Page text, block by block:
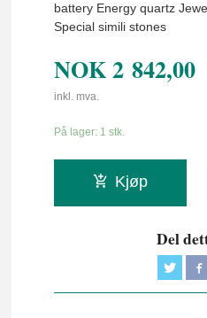
battery Energy quartz
Special simili stones
NOK2 842,00
inkl. mva.
På lager: 1 stk.
Kjøp
Del